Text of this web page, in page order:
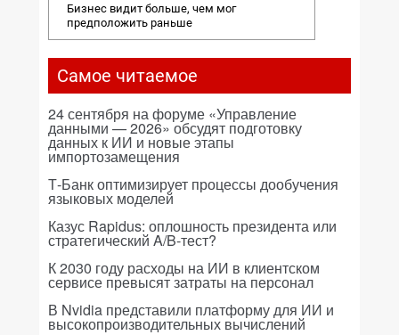
Бизнес видит больше, чем мог
предположить раньше
Самое читаемое
24 сентября на форуме «Управление
данными — 2026» обсудят подготовку
данных к ИИ и новые этапы
импортозамещения
Т-Банк оптимизирует процессы дообучения
языковых моделей
Казус Rapidus: оплошность президента или
стратегический A/B-тест?
К 2030 году расходы на ИИ в клиентском
сервисе превысят затраты на персонал
В Nvidia представили платформу для ИИ и
высокопроизводительных вычислений